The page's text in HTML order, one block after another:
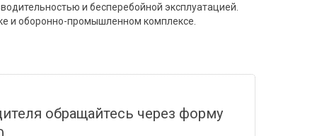
и бесперебойной эксплуатацией.
и оборонно-промышленном комплексе.
обращайтесь через форму